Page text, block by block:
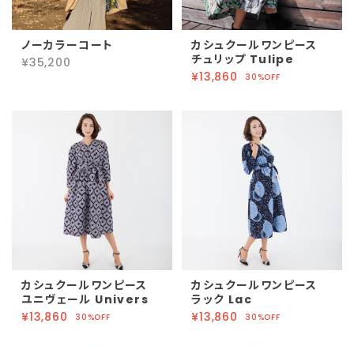
ノーカラーコート
¥35,200
カシュクールワンピース
チュリップ Tulipe
¥13,860
30%OFF
カシュクールワンピース
ユニヴェール Univers
¥13,860
30%OFF
カシュクールワンピース
ラック Lac
¥13,860
30%OFF